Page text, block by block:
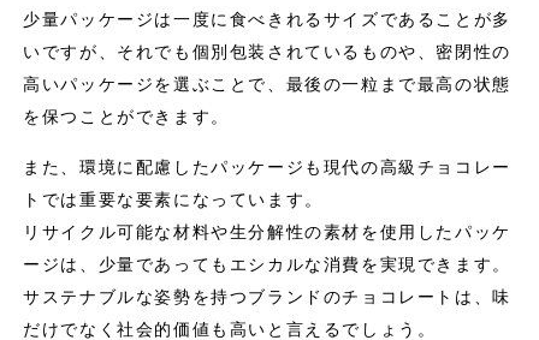
少量パッケージは一度に食べきれるサイズであることが多
いですが、それでも個別包装されているものや、密閉性の
高いパッケージを選ぶことで、最後の一粒まで最高の状態
を保つことができます。
また、環境に配慮したパッケージも現代の高級チョコレー
トでは重要な要素になっています。
リサイクル可能な材料や生分解性の素材を使用したパッケ
ージは、少量であってもエシカルな消費を実現できます。
サステナブルな姿勢を持つブランドのチョコレートは、味
だけでなく社会的価値も高いと言えるでしょう。